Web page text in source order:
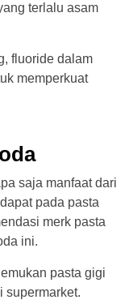
terlalu asam
fluoride dalam
memperkuat
saja manfaat dari
pada pasta
merk pasta
ini.
pasta gigi
supermarket.